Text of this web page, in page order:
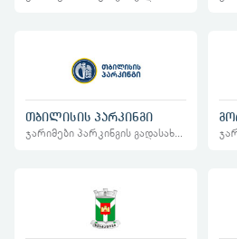
თბილისის პარკინგი
ჯარიმები პარკინგის გადასახადი